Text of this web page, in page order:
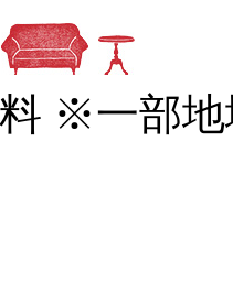
※一部地